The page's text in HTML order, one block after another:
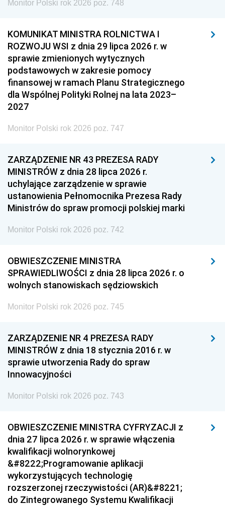
Monitor Polski rok 2026 poz. 748
KOMUNIKAT MINISTRA ROLNICTWA I
ROZWOJU WSI z dnia 29 lipca 2026 r. w
sprawie zmienionych wytycznych
podstawowych w zakresie pomocy
finansowej w ramach Planu Strategicznego
dla Wspólnej Polityki Rolnej na lata 2023–
2027
Monitor Polski rok 2026 poz. 747
ZARZĄDZENIE NR 43 PREZESA RADY
MINISTRÓW z dnia 28 lipca 2026 r.
uchylające zarządzenie w sprawie
ustanowienia Pełnomocnika Prezesa Rady
Ministrów do spraw promocji polskiej marki
Monitor Polski rok 2026 poz. 742
OBWIESZCZENIE MINISTRA
SPRAWIEDLIWOŚCI z dnia 28 lipca 2026 r. o
wolnych stanowiskach sędziowskich
Monitor Polski rok 2026 poz. 745
ZARZĄDZENIE NR 4 PREZESA RADY
MINISTRÓW z dnia 18 stycznia 2016 r. w
sprawie utworzenia Rady do spraw
Innowacyjności
Monitor Polski rok 2026 poz. 743
OBWIESZCZENIE MINISTRA CYFRYZACJI z
dnia 27 lipca 2026 r. w sprawie włączenia
kwalifikacji wolnorynkowej
&#8222;Programowanie aplikacji
wykorzystujących technologię
rozszerzonej rzeczywistości (AR)&#8221;
do Zintegrowanego Systemu Kwalifikacji